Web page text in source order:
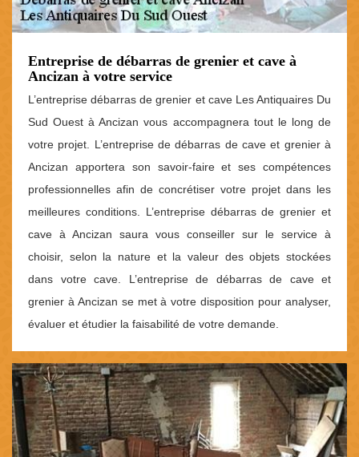
Entreprise de débarras de grenier et cave à
Ancizan à votre service
L’entreprise débarras de grenier et cave Les Antiquaires Du
Sud Ouest à Ancizan vous accompagnera tout le long de
votre projet. L’entreprise de débarras de cave et grenier à
Ancizan apportera son savoir-faire et ses compétences
professionnelles afin de concrétiser votre projet dans les
meilleures conditions. L’entreprise débarras de grenier et
cave à Ancizan saura vous conseiller sur le service à
choisir, selon la nature et la valeur des objets stockées
dans votre cave. L’entreprise de débarras de cave et
grenier à Ancizan se met à votre disposition pour analyser,
évaluer et étudier la faisabilité de votre demande.